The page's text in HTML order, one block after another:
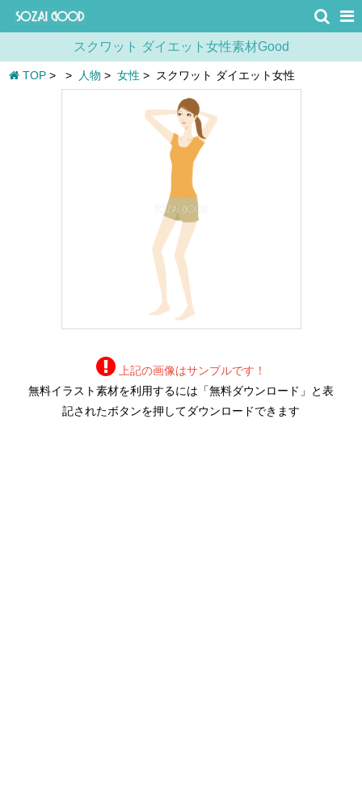
スクワット ダイエット女性素材Good
TOP > > 人物 > 女性 > スクワット ダイエット女性
上記の画像はサンプルです！
無料イラスト素材を利用するには「無料ダウンロード」と表
記されたボタンを押してダウンロードできます